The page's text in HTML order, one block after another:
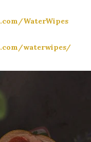
WaterWipes
waterwipes/